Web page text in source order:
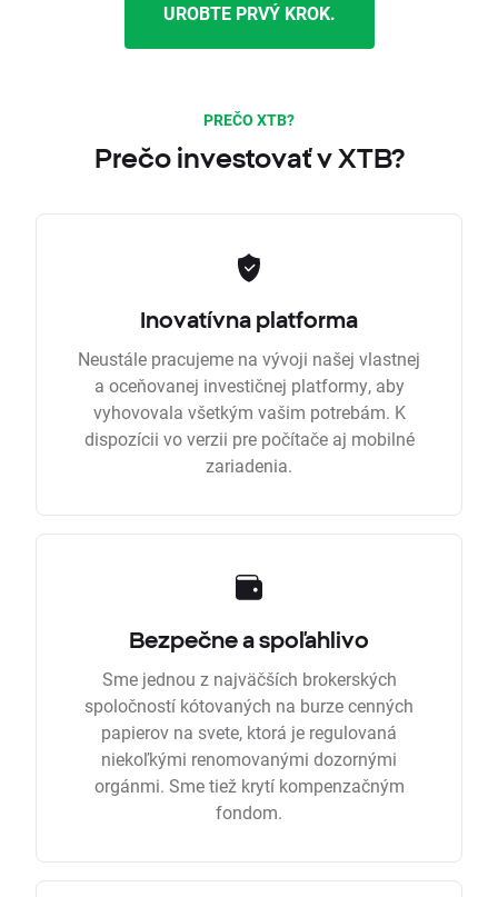
UROBTE PRVÝ KROK.
PREČO XTB?
Prečo investovať v XTB?
Inovatívna platforma
Neustále pracujeme na vývoji našej vlastnej
a oceňovanej investičnej platformy, aby
vyhovovala všetkým vašim potrebám. K
dispozícii vo verzii pre počítače aj mobilné
zariadenia.
Bezpečne a spoľahlivo
Sme jednou z najväčších brokerských
spoločností kótovaných na burze cenných
papierov na svete, ktorá je regulovaná
niekoľkými renomovanými dozornými
orgánmi. Sme tiež krytí kompenzačným
fondom.